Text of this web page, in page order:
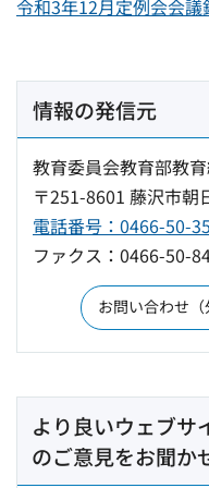
令和3年12月定例会会議
情報の発信元
教育委員会教育部教
〒251-8601 藤沢市
電話番号：0466-50-
ファクス：0466-50-
お問い合わせ（
より良いウェブサ
のご意見をお聞か